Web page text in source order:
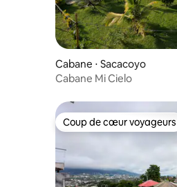
Cabane ⋅ Sacacoyo
Cabane Mi Cielo
Coup de cœur voyageurs
Coup de cœur voyageurs